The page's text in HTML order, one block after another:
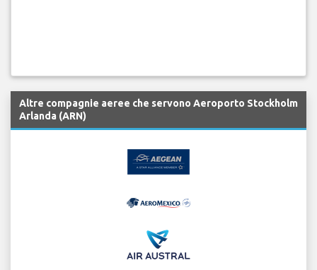
Altre compagnie aeree che servono Aeroporto Stockholm
Arlanda (ARN)